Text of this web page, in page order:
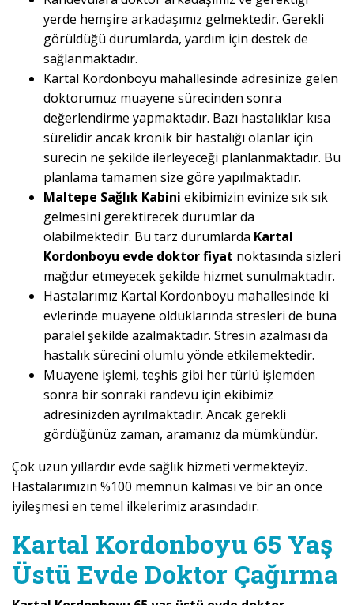
yerde hemşire arkadaşımız gelmektedir. Gerekli
görüldüğü durumlarda, yardım için destek de
sağlanmaktadır.
Kartal Kordonboyu mahallesinde adresinize gelen
doktorumuz muayene sürecinden sonra
değerlendirme yapmaktadır. Bazı hastalıklar kısa
sürelidir ancak kronik bir hastalığı olanlar için
sürecin ne şekilde ilerleyeceği planlanmaktadır. Bu
planlama tamamen size göre yapılmaktadır.
Maltepe Sağlık Kabini ekibimizin evinize sık sık
gelmesini gerektirecek durumlar da
olabilmektedir. Bu tarz durumlarda Kartal
Kordonboyu evde doktor fiyat noktasında sizleri
mağdur etmeyecek şekilde hizmet sunulmaktadır.
Hastalarımız Kartal Kordonboyu mahallesinde ki
evlerinde muayene olduklarında stresleri de buna
paralel şekilde azalmaktadır. Stresin azalması da
hastalık sürecini olumlu yönde etkilemektedir.
Muayene işlemi, teşhis gibi her türlü işlemden
sonra bir sonraki randevu için ekibimiz
adresinizden ayrılmaktadır. Ancak gerekli
gördüğünüz zaman, aramanız da mümkündür.
Çok uzun yıllardır evde sağlık hizmeti vermekteyiz.
Hastalarımızın %100 memnun kalması ve bir an önce
iyileşmesi en temel ilkelerimiz arasındadır.
Kartal Kordonboyu 65 Yaş
Üstü Evde Doktor Çağırma